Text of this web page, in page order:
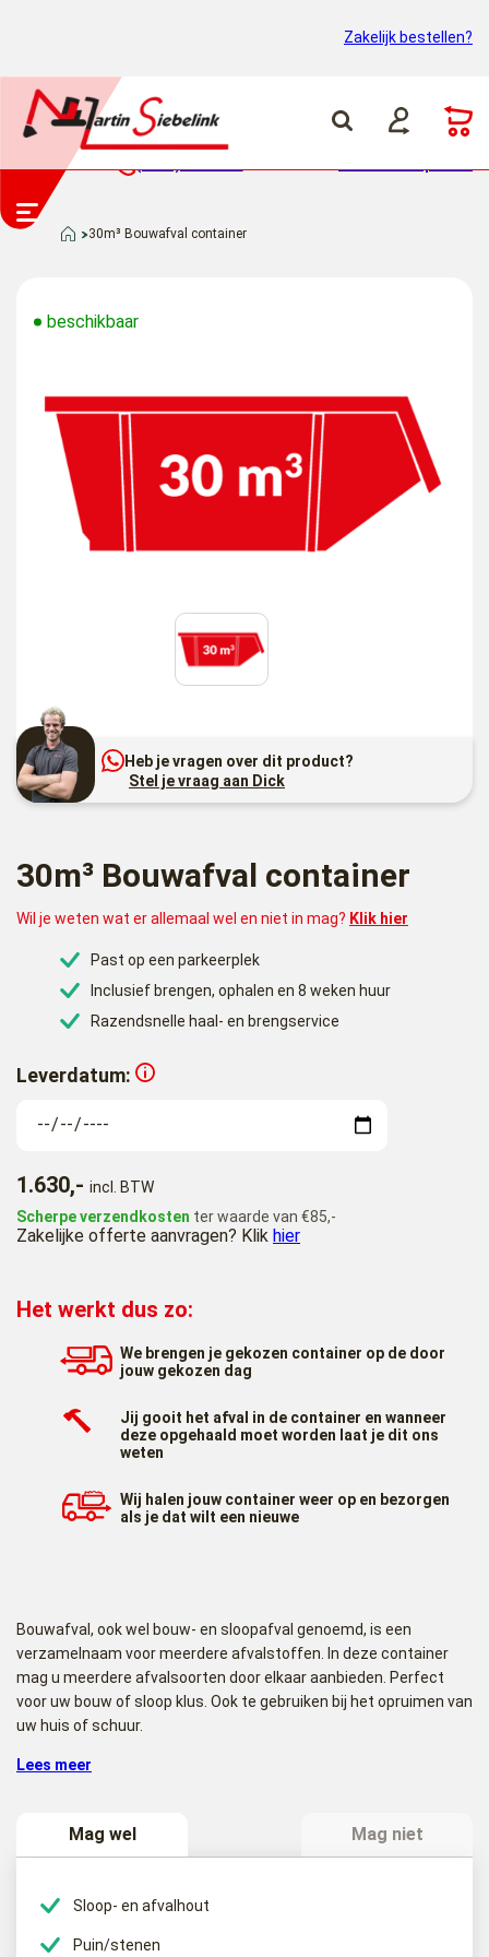
Zakelijk bestellen?
30m³ Bouwafval container
beschikbaar
Heb je vragen over dit product?
Stel je vraag aan Dick
30m³ Bouwafval container
Wil je weten wat er allemaal wel en niet in mag? Klik hier
Past op een parkeerplek
Inclusief brengen, ophalen en 8 weken huur
Razendsnelle haal- en brengservice
Leverdatum:
1.630,- incl. BTW
Scherpe verzendkosten ter waarde van €85,-
Zakelijke offerte aanvragen? Klik hier
Het werkt dus zo:
We brengen je gekozen container op de door
jouw gekozen dag
Jij gooit het afval in de container en wanneer
deze opgehaald moet worden laat je dit ons
weten
Wij halen jouw container weer op en bezorgen
als je dat wilt een nieuwe
Bouwafval, ook wel bouw- en sloopafval genoemd, is een
verzamelnaam voor meerdere afvalstoffen. In deze container
mag u meerdere afvalsoorten door elkaar aanbieden. Perfect
voor uw bouw of sloop klus. Ook te gebruiken bij het opruimen van
uw huis of schuur.
30m³ Bouwafval container plaatsen
bij u op de afgesproken dag en tijd bij u plaatsen. Wij plaatsen uw
tijdens het plaatsen van de container aanwezig te zijn, zodat de
Lees meer
Mag wel Mag niet
Sloop- en afvalhout
Puin/stenen